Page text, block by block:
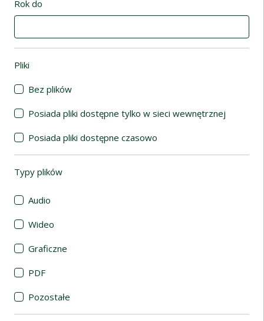
Rok do
Pliki
Bez plików
Posiada pliki dostępne tylko w sieci wewnętrznej
Posiada pliki dostępne czasowo
Typy plików
Audio
Wideo
Graficzne
PDF
Pozostałe